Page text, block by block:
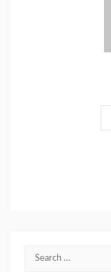
Search